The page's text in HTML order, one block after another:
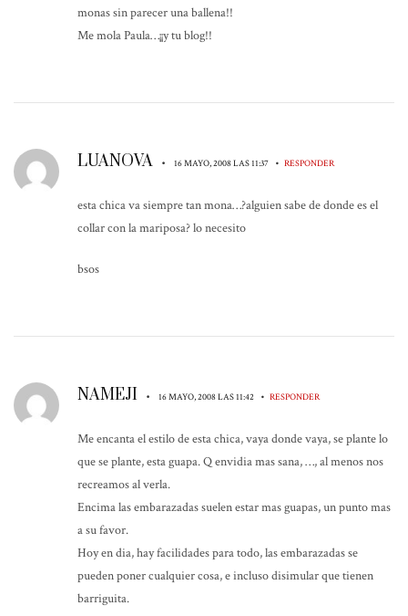
monas sin parecer una ballena!!
Me mola Paula…¡¡y tu blog!!
LUANOVA • 16 MAYO, 2008 LAS 11:37 • RESPONDER
esta chica va siempre tan mona…?alguien sabe de donde es el
collar con la mariposa? lo necesito
bsos
NAMEJI • 16 MAYO, 2008 LAS 11:42 • RESPONDER
Me encanta el estilo de esta chica, vaya donde vaya, se plante lo
que se plante, esta guapa. Q envidia mas sana, …, al menos nos
recreamos al verla.
Encima las embarazadas suelen estar mas guapas, un punto mas
a su favor.
Hoy en dia, hay facilidades para todo, las embarazadas se
pueden poner cualquier cosa, e incluso disimular que tienen
barriguita.